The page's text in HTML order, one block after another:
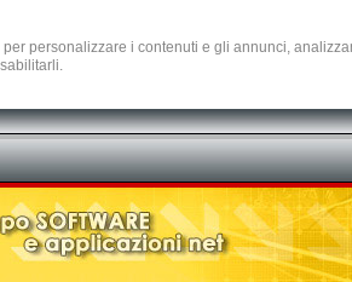
personalizzare i contenuti e gli annunci,